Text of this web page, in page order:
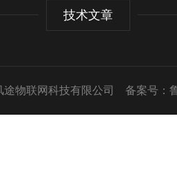
技术文章
物联网科技有限公司 备案号：